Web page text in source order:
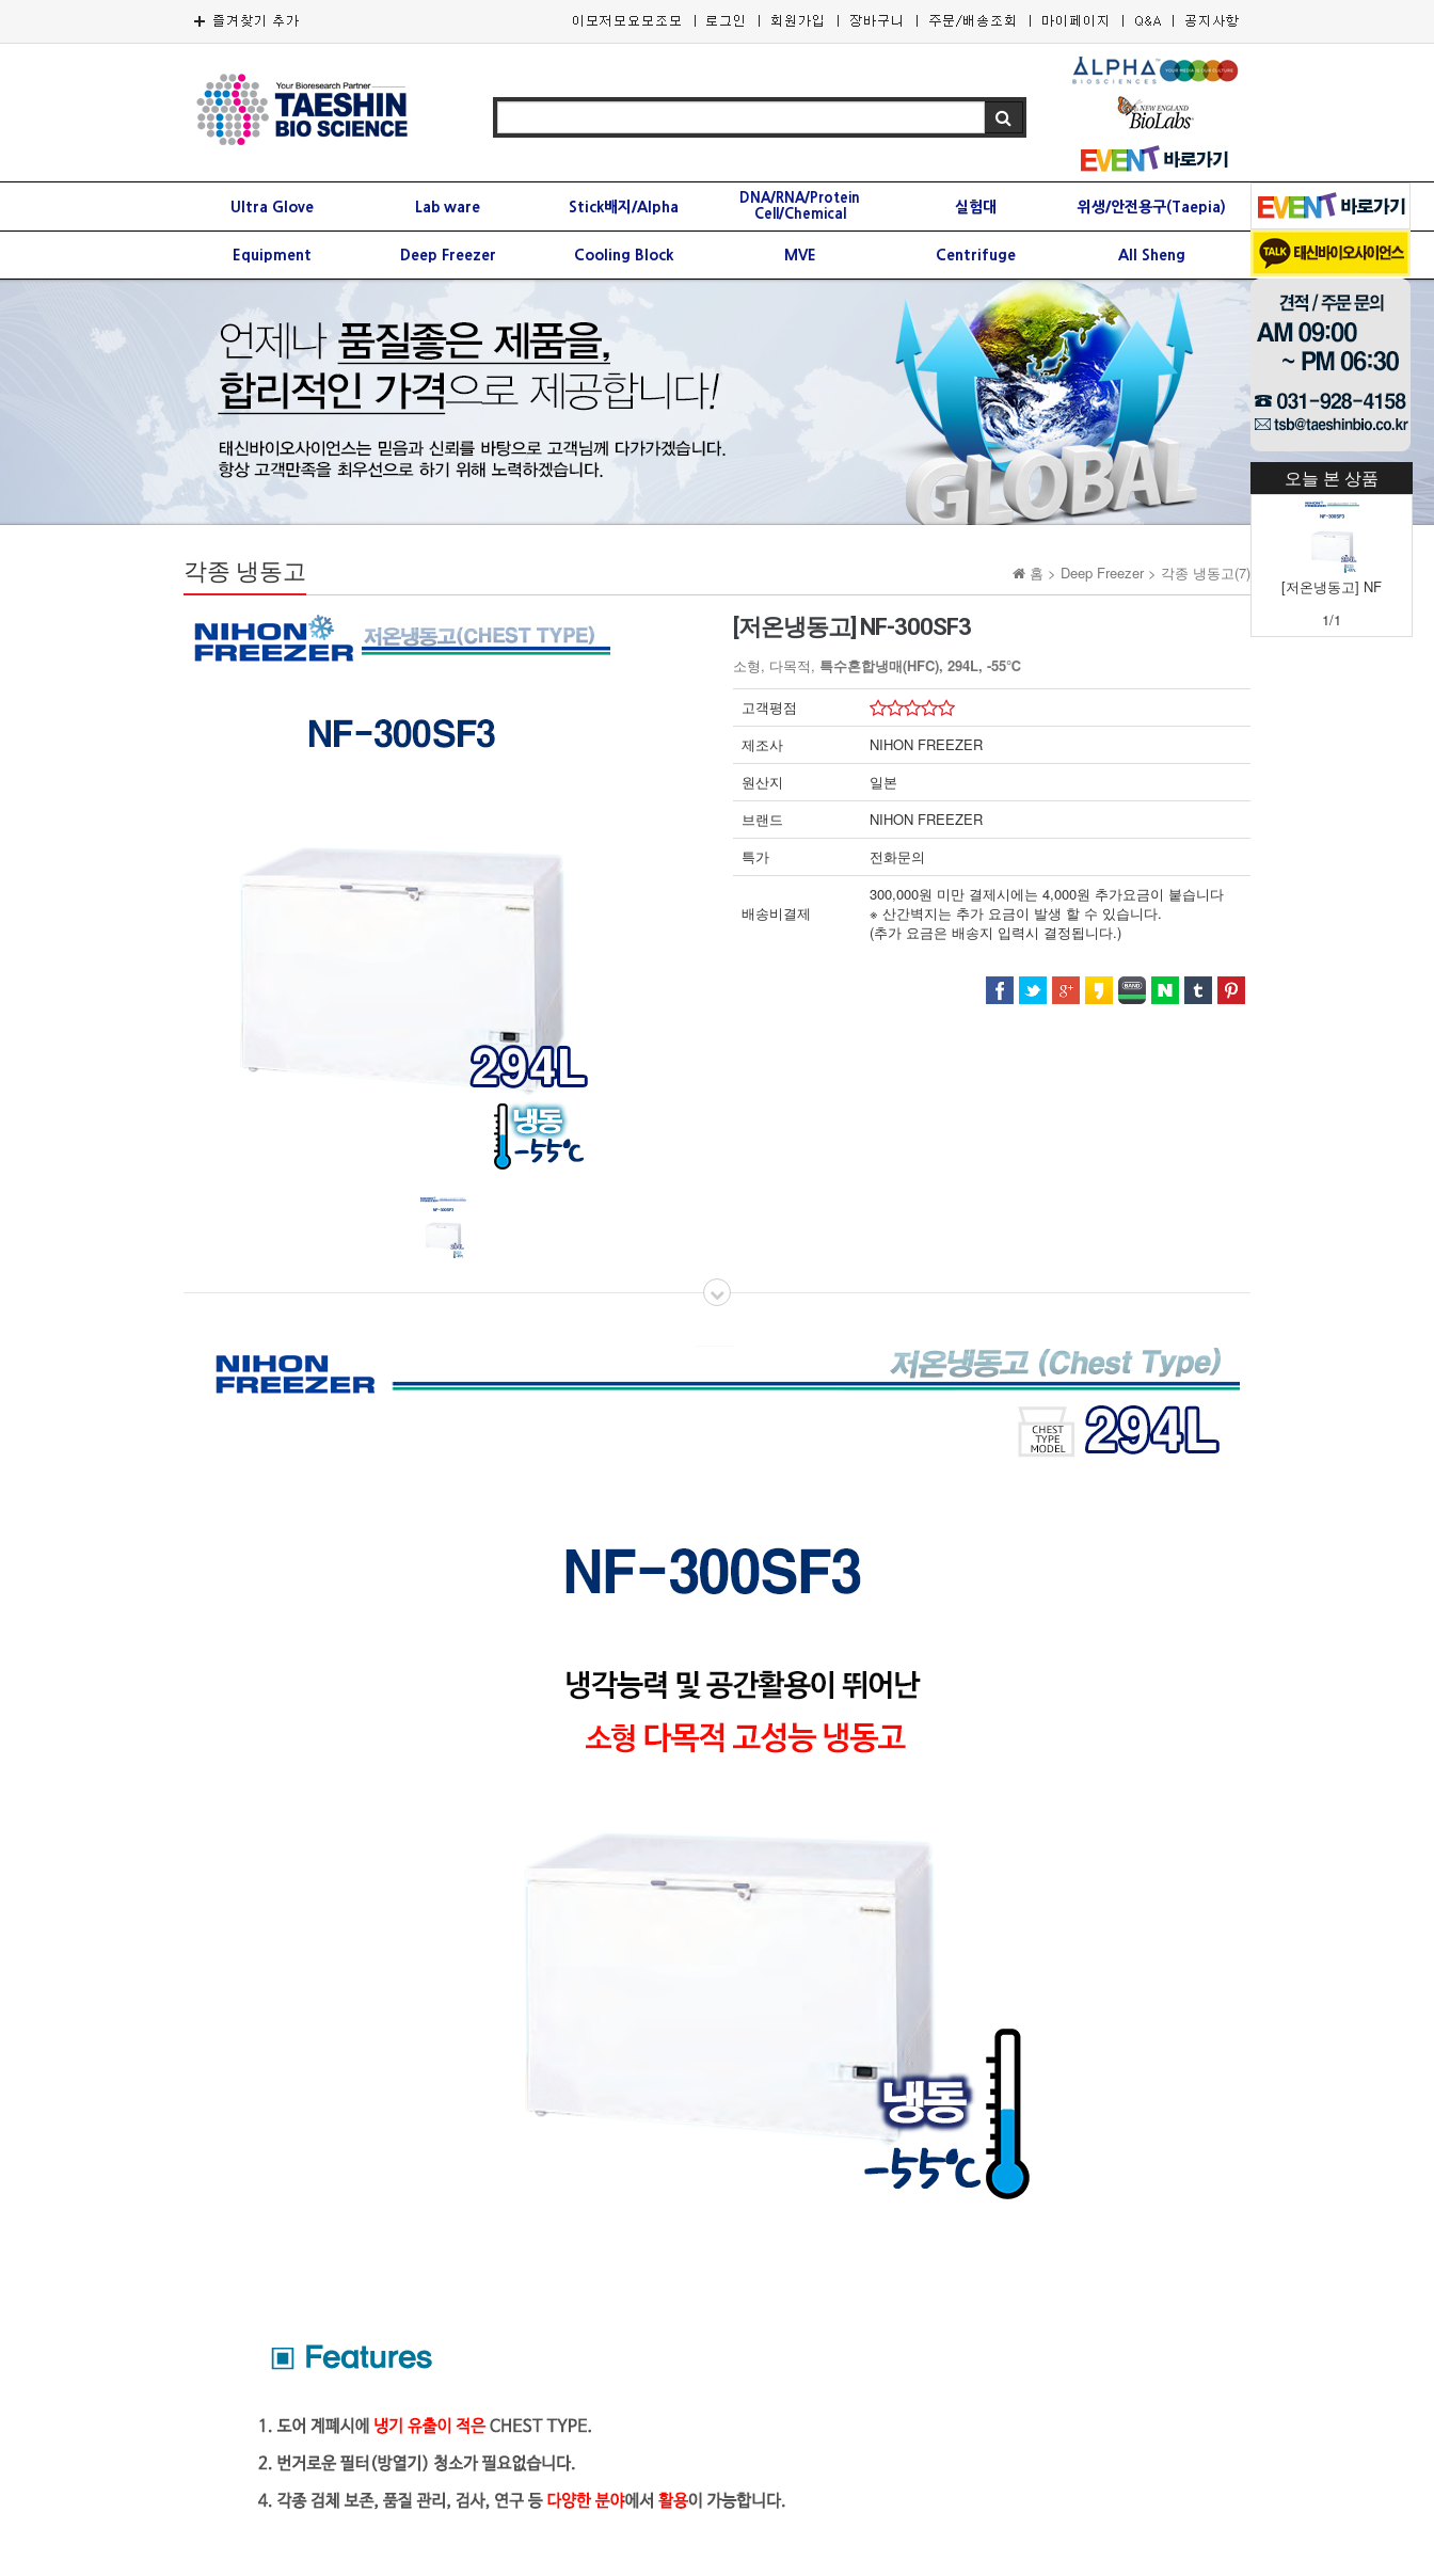
Ultra Glove Lab ware Stick배지/Alpha
DNA/RNA/Protein
Cell/Chemical
실험대 위생/안전용구(Taepia)
Equipment Deep Freezer Cooling Block MVE Centrifuge All Sheng
오늘 본 상품
[저온냉동고] NF
1/1
홈 > Deep Freezer > 각종 냉동고(7)
각종 냉동고
[저온냉동고] NF-300SF3
소형, 다목적, 특수혼합냉매(HFC), 294L, -55℃
고객평점
제조사
NIHON FREEZER
원산지
일본
브랜드
NIHON FREEZER
특가
전화문의
배송비결제
300,000원 미만 결제시에는 4,000원 추가요금이 붙습니다
※ 산간벽지는 추가 요금이 발생 할 수 있습니다.
(추가 요금은 배송지 입력시 결정됩니다.)